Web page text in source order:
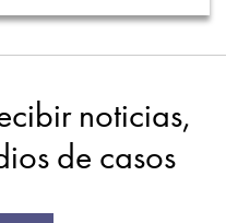
noticias,
de casos